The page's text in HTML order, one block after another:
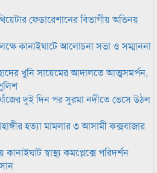
ফেডারেশানের বিভাগীয় অভিনয়
কানাইঘাটে আলোচনা সভা ও সম্মাননা
খুনি সায়েমের আদালতে আত্মসমর্পন,
দুই দিন পর সুরমা নদীতে ভেসে উঠল
হত্যা মামলার ৩ আসামী কক্সবাজার
স্বাস্থ্য কমপ্লেক্সে পরিদর্শন